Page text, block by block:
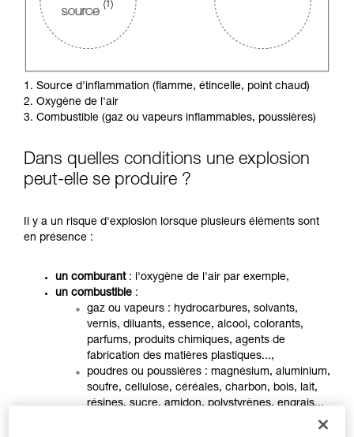
1. Source d'inflammation (flamme, étincelle, point chaud)
2. Oxygène de l'air
3. Combustible (gaz ou vapeurs inflammables, poussières)
Dans quelles conditions une explosion
peut-elle se produire ?
Il y a un risque d'explosion lorsque plusieurs éléments sont
en présence :
un comburant: l'oxygène de l'air par exemple,
un combustible :
gaz ou vapeurs : hydrocarbures, solvants,
vernis, diluants, essence, alcool, colorants,
parfums, produits chimiques, agents de
fabrication des matières plastiques...,
poudres ou poussières : magnésium, aluminium,
soufre, cellulose, céréales, charbon, bois, lait,
résines, sucre, amidon, polystyrènes, engrais...